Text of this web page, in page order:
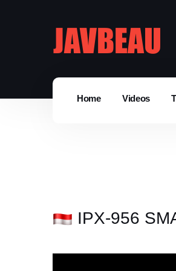
Home Videos
IPX-956